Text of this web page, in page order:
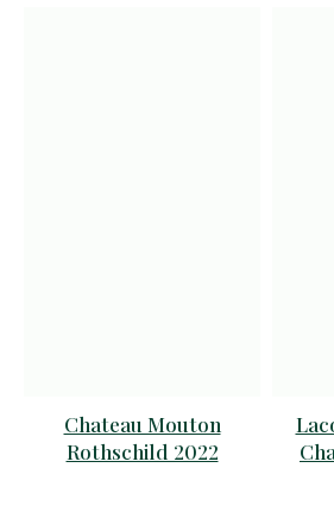
Chateau Mouton
Rothschild 2022